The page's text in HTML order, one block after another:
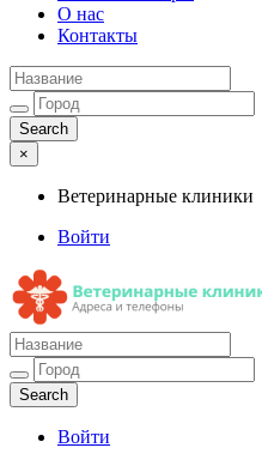
О нас
Контакты
×
Ветеринарные клиники
Войти
Ветеринарные клиники
Адреса и телефоны
Войти